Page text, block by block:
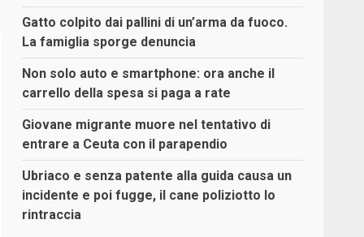
Gatto colpito dai pallini di un’arma da fuoco.
La famiglia sporge denuncia
Non solo auto e smartphone: ora anche il
carrello della spesa si paga a rate
Giovane migrante muore nel tentativo di
entrare a Ceuta con il parapendio
Ubriaco e senza patente alla guida causa un
incidente e poi fugge, il cane poliziotto lo
rintraccia